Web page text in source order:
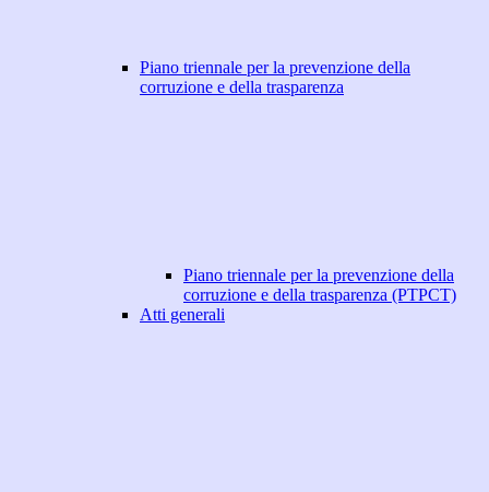
Piano triennale per la prevenzione della
corruzione e della trasparenza
Piano triennale per la prevenzione della
corruzione e della trasparenza (PTPCT)
Atti generali